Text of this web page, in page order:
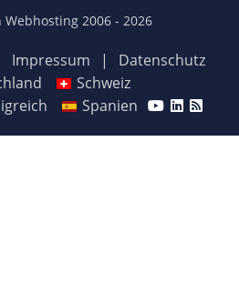
2006 - 2026
Impressum |
Datenschutz
Schweiz
Spanien